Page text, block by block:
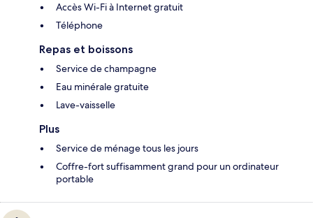
Accès Wi-Fi à Internet gratuit
Téléphone
Repas et boissons
Service de champagne
Eau minérale gratuite
Lave-vaisselle
Plus
Service de ménage tous les jours
Coffre-fort suffisamment grand pour un ordinateur
portable